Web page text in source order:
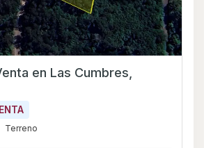
Terreno